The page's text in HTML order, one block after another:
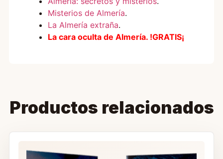
Misterios de Almería.
La Almería extraña.
La cara oculta de Almería. !GRATIS¡
Productos relacionados